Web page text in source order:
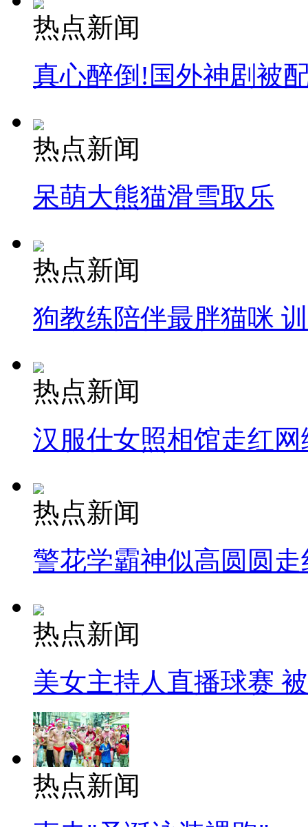
司机酒驾遇交警 急速倒车逃窜
热点新闻
真心醉倒!国外神剧被
热点新闻
呆萌大熊猫滑雪取乐
热点新闻
狗教练陪伴最胖猫咪
热点新闻
汉服仕女照相馆走红网
热点新闻
警花学霸神似高圆圆走
热点新闻
美女主持人直播球赛
热点新闻